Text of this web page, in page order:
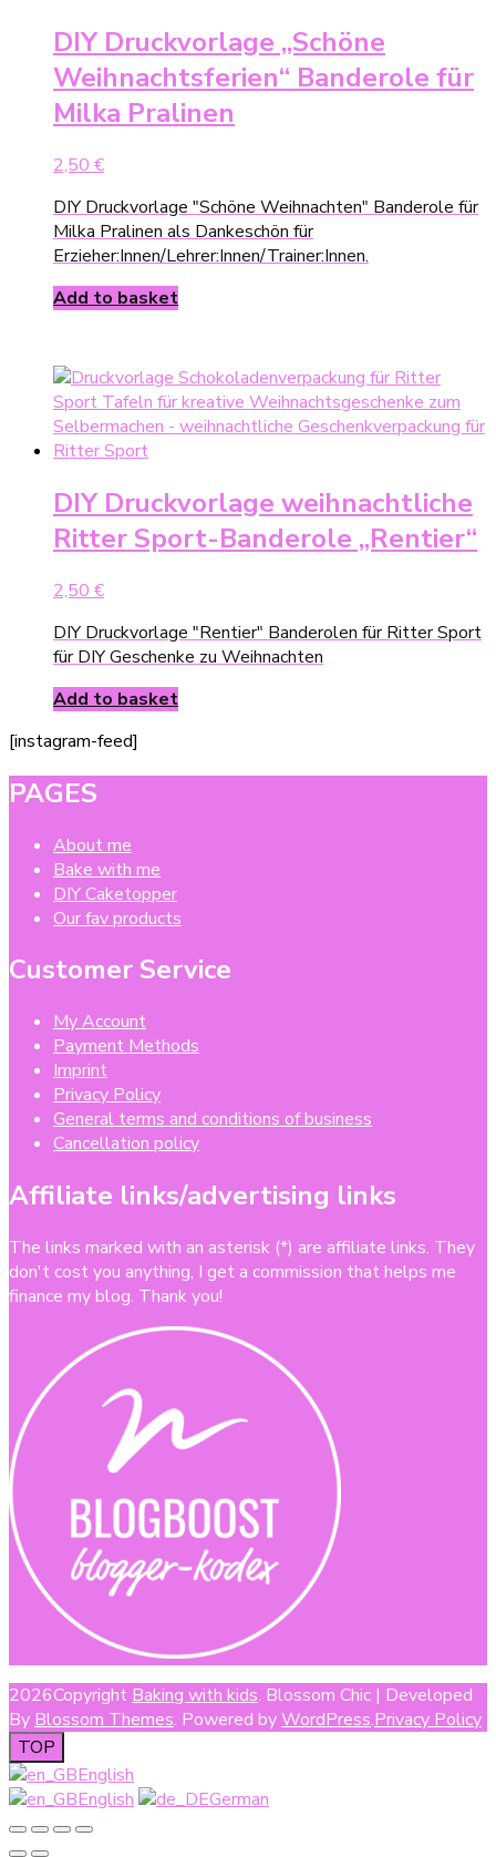
DIY Druckvorlage „Schöne
Weihnachtsferien“ Banderole für
Milka Pralinen
2,50 €
DIY Druckvorlage "Schöne Weihnachten" Banderole für
Milka Pralinen als Dankeschön für
Erzieher:Innen/Lehrer:Innen/Trainer:Innen.
Add to basket
DIY Druckvorlage weihnachtliche
Ritter Sport-Banderole „Rentier“
2,50 €
DIY Druckvorlage "Rentier" Banderolen für Ritter Sport
für DIY Geschenke zu Weihnachten
Add to basket
[instagram-feed]
PAGES
About me
Bake with me
DIY Caketopper
Our fav products
Customer Service
My Account
Payment Methods
Imprint
Privacy Policy
General terms and conditions of business
Cancellation policy
Affiliate links/advertising links
The links marked with an asterisk (*) are affiliate links. They
don't cost you anything, I get a commission that helps me
finance my blog. Thank you!
2026Copyright Baking with kids. Blossom Chic | Developed
By Blossom Themes. Powered byWordPress.Privacy Policy
TOP
English
English
German